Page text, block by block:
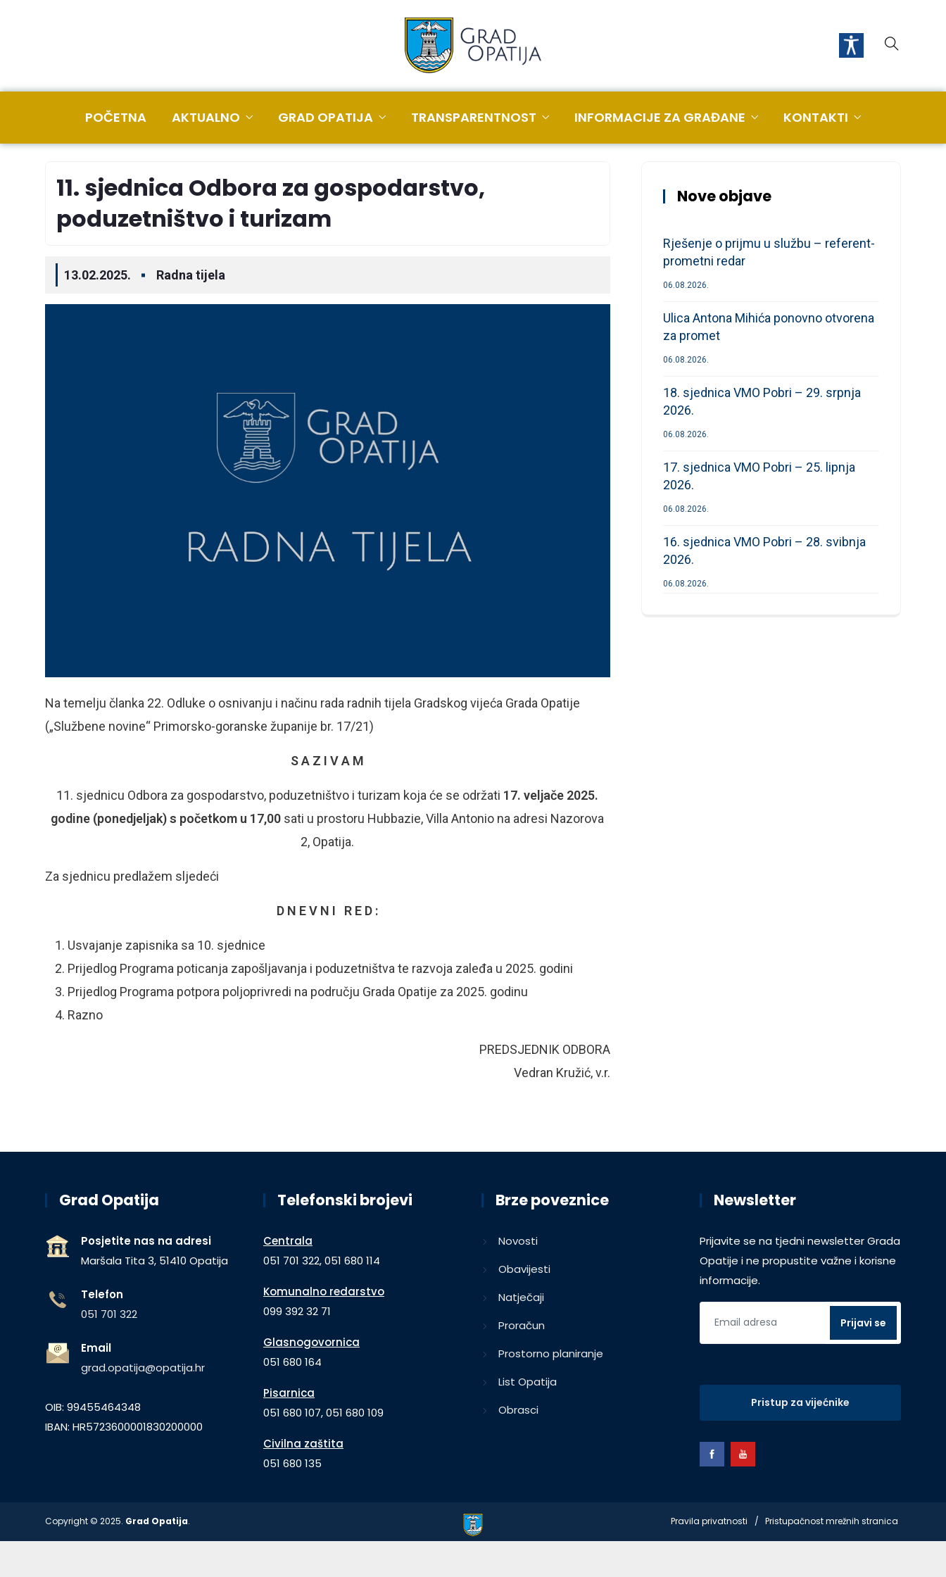
POČETNA AKTUALNO GRAD OPATIJA TRANSPARENTNOST INFORMACIJE ZA GRAĐANE KONTAKTI
11. sjednica Odbora za gospodarstvo,
poduzetništvo i turizam
13.02.2025. Radna tijela
Na temelju članka 22. Odluke o osnivanju i načinu rada radnih tijela Gradskog vijeća Grada Opatije
(„Službene novine“ Primorsko-goranske županije br. 17/21)
S A Z I V A M
11. sjednicu Odbora za gospodarstvo, poduzetništvo i turizam koja će se održati 17. veljače 2025.
godine (ponedjeljak) s početkom u 17,00 sati u prostoru Hubbazie, Villa Antonio na adresi Nazorova
2, Opatija.
Za sjednicu predlažem sljedeći
D N E V N I R E D :
Usvajanje zapisnika sa 10. sjednice
Prijedlog Programa poticanja zapošljavanja i poduzetništva te razvoja zaleđa u 2025. godini
Prijedlog Programa potpora poljoprivredi na području Grada Opatije za 2025. godinu
Razno
PREDSJEDNIK ODBORA
Vedran Kružić, v.r.
Nove objave
Rješenje o prijmu u službu – referent-
prometni redar
06.08.2026.
Ulica Antona Mihića ponovno otvorena
za promet
06.08.2026.
18. sjednica VMO Pobri – 29. srpnja
2026.
06.08.2026.
17. sjednica VMO Pobri – 25. lipnja
2026.
06.08.2026.
16. sjednica VMO Pobri – 28. svibnja
2026.
06.08.2026.
Grad Opatija
Posjetite nas na adresi
Maršala Tita 3, 51410 Opatija
Telefon
051 701 322
Email
grad.opatija@opatija.hr
OIB: 99455464348
IBAN: HR5723600001830200000
Telefonski brojevi
Centrala
051 701 322, 051 680 114
Komunalno redarstvo
099 392 32 71
Glasnogovornica
051 680 164
Pisarnica
051 680 107, 051 680 109
Civilna zaštita
051 680 135
Brze poveznice
Novosti
Obavijesti
Natječaji
Proračun
Prostorno planiranje
List Opatija
Obrasci
Newsletter
Prijavite se na tjedni newsletter Grada
Opatije i ne propustite važne i korisne
informacije.
Pristup za vijećnike
Copyright © 2025. Grad Opatija. Pravila privatnosti Pristupačnost mrežnih stranica